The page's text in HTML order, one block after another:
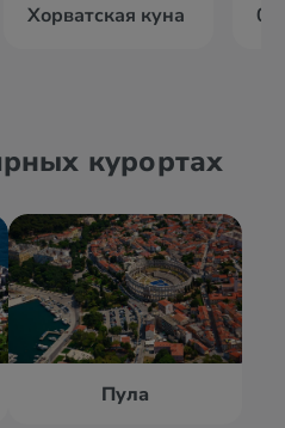
Хорватская куна
курортах
Пула